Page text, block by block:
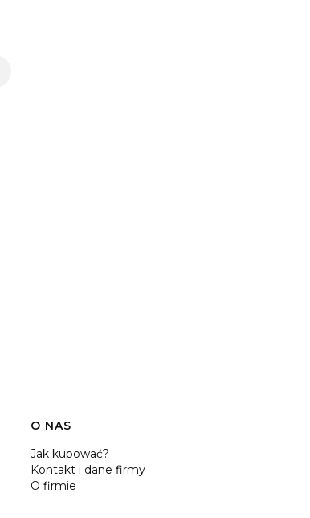
O NAS
Jak kupować?
Kontakt i dane firmy
O firmie